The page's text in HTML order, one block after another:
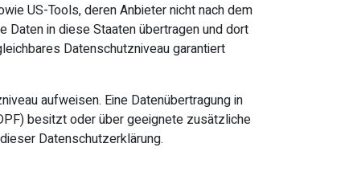
US-Tools, deren Anbieter nicht nach dem
Daten in diese Staaten übertragen und dort
Datenschutzniveau garantiert
aufweisen. Eine Datenübertragung in
besitzt oder über geeignete zusätzliche
Datenschutzerklärung.